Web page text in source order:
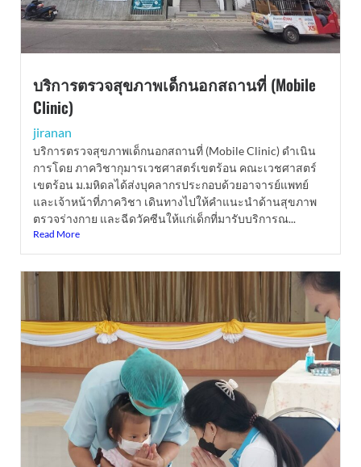
บริการตรวจสุขภาพเด็กนอกสถานที่ (Mobile
Clinic)
jiranan
บริการตรวจสุขภาพเด็กนอกสถานที่ (Mobile Clinic) ดำเนิน
การโดย ภาควิชากุมารเวชศาสตร์เขตร้อน คณะเวชศาสตร์
เขตร้อน ม.มหิดลได้ส่งบุคลากรประกอบด้วยอาจารย์แพทย์
และเจ้าหน้าที่ภาควิชา เดินทางไปให้คำแนะนำด้านสุขภาพ
ตรวจร่างกาย และฉีดวัคซีนให้แก่เด็กที่มารับบริการณ...
Read More